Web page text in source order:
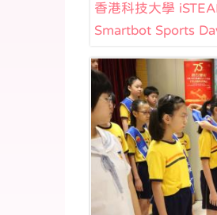
香港科技大學
Smartbot Sports